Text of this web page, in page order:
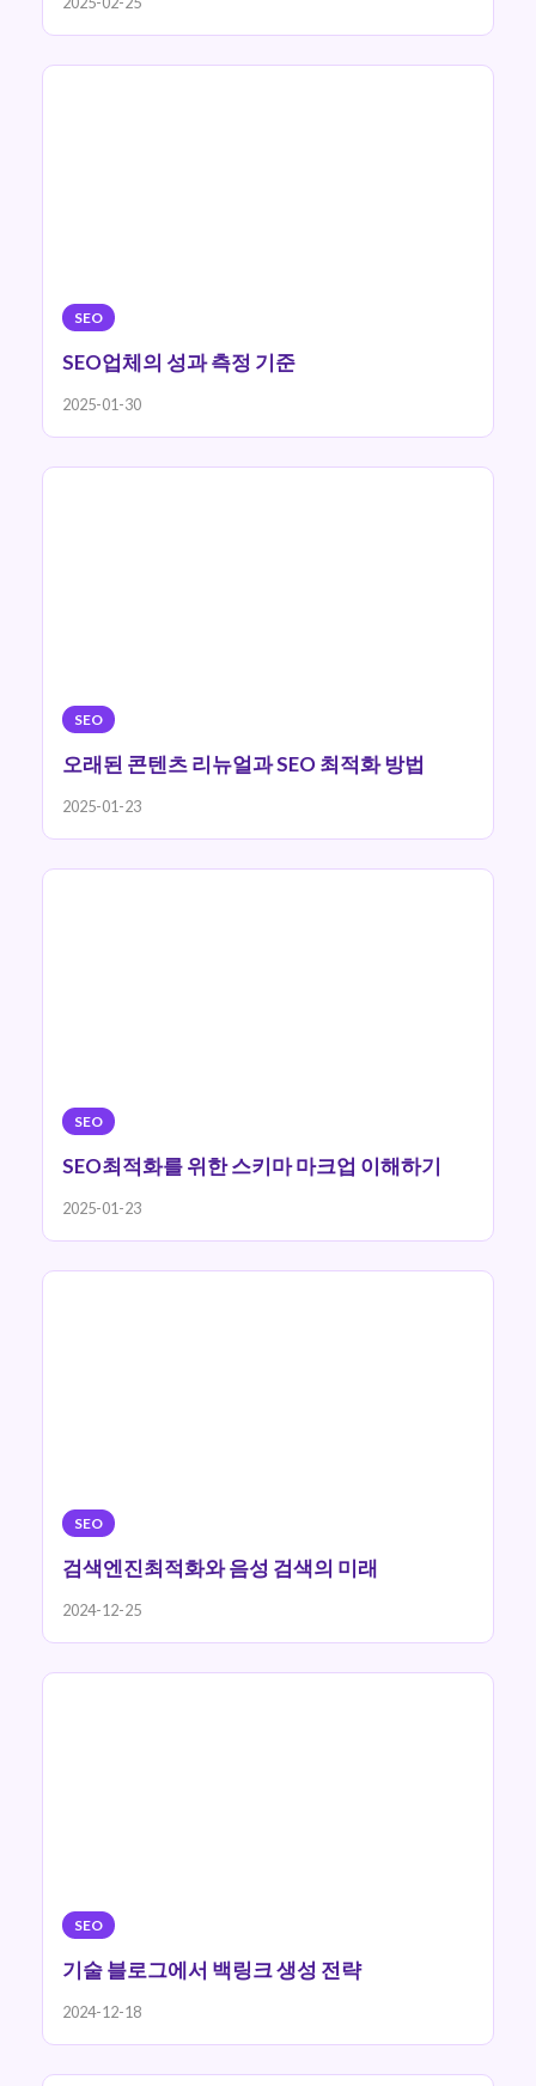
SEO
SEO업체의 성과 측정 기준
2025-01-30
SEO
오래된 콘텐츠 리뉴얼과 SEO 최적화 방법
2025-01-23
SEO
SEO최적화를 위한 스키마 마크업 이해하기
2025-01-23
SEO
검색엔진최적화와 음성 검색의 미래
2024-12-25
SEO
기술 블로그에서 백링크 생성 전략
2024-12-18